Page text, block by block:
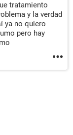
tratamiento
y la verdad
ya no quiero
pero hay